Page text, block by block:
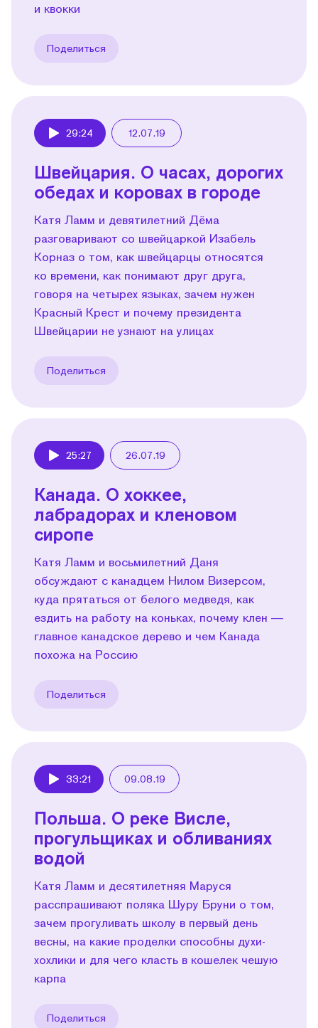
и квокки
Поделиться
29:24 12.07.19
Швейцария. О часах, дорогих
обедах и коровах в городе
Катя Ламм и девятилетний Дёма
разговаривают со швейцаркой Изабель
Корназ о том, как швейцарцы относятся
ко времени, как понимают друг друга,
говоря на четырех языках, зачем нужен
Красный Крест и почему президента
Швейцарии не узнают на улицах
Поделиться
25:27 26.07.19
Канада. О хоккее,
лабрадорах и кленовом
сиропе
Катя Ламм и восьмилетний Даня
обсуждают с канадцем Нилом Визерсом,
куда прятаться от белого медведя, как
ездить на работу на коньках, почему клен —
главное канадское дерево и чем Канада
похожа на Россию
Поделиться
33:21 09.08.19
Польша. О реке Висле,
прогульщиках и обливаниях
водой
Катя Ламм и десятилетняя Маруся
расспрашивают поляка Шуру Бруни о том,
зачем прогуливать школу в первый день
весны, на какие проделки способны духи-
хохлики и для чего класть в кошелек чешую
карпа
Поделиться